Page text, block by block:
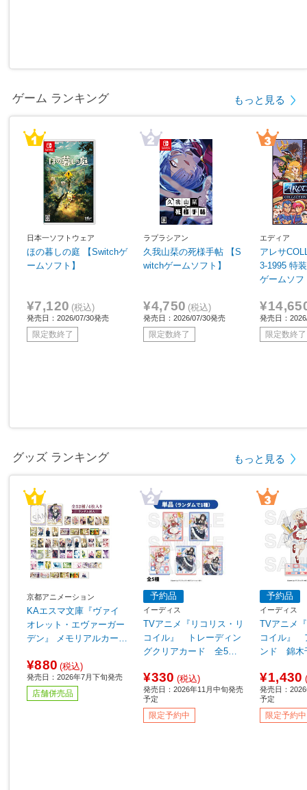
ゲーム ランキング もっと見る
日本一ソフトウェア
ほの暮しの庭 【Switchゲ
ームソフト】
¥7,120 (税込)
発売日：2026/07/30発売
限定数終了
ラプラシアン
久我山栞の死様手帖 【S
witchゲームソフト】
¥4,750 (税込)
発売日：2026/07/30発売
限定数終了
エディア
アレサ
3-1995 特
ゲームソフ
発売日：
限定数終了
グッズ ランキング もっと見る
京都アニメーション
KAエスマ文庫『ヴァイ
オレット・エヴァーガー
デン』 メモリアルカード
売】【sof001】
¥880 (税込)
発売日：2026年7月下旬発売
店舗併売品
予約品
イーディス
TVアニメ『リコリス・リ
コイル』 トレーディン
グクリアカード 全5種
メ『リコリス・リコイ
ル』フェア特典対象
¥330 (税込)
発売日：2026年11月中旬発売
予定
限定予約中
予約品
イーディス
TVアニメ
コイル』
ンド 錦木
ル』フェア
¥1,430
発売日：
予定
限定予約中